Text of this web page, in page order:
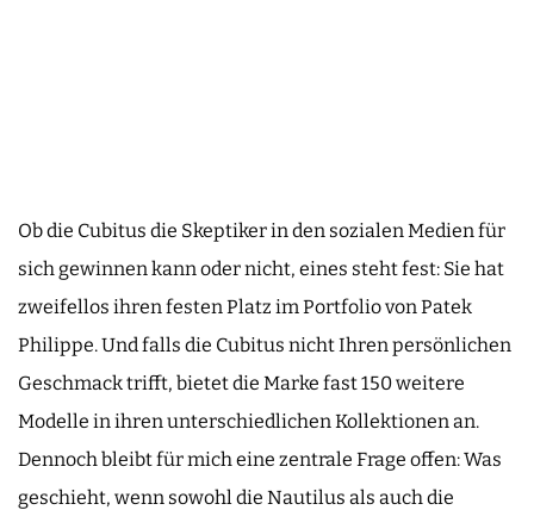
Ob die Cubitus die Skeptiker in den sozialen Medien für
sich gewinnen kann oder nicht, eines steht fest: Sie hat
zweifellos ihren festen Platz im Portfolio von Patek
Philippe. Und falls die Cubitus nicht Ihren persönlichen
Geschmack trifft, bietet die Marke fast 150 weitere
Modelle in ihren unterschiedlichen Kollektionen an.
Dennoch bleibt für mich eine zentrale Frage offen: Was
geschieht, wenn sowohl die Nautilus als auch die